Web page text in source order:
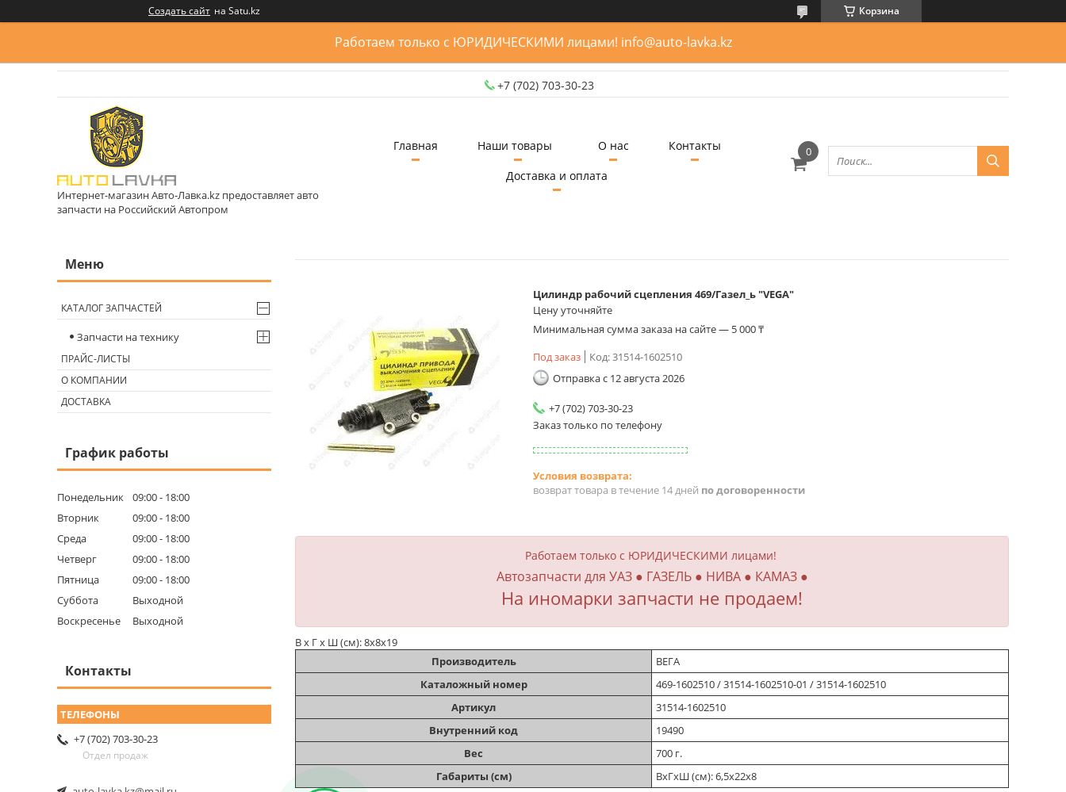
Создать сайт на Satu.kz Корзина
Работаем только с ЮРИДИЧЕСКИМИ лицами! info@auto-lavka.kz
+7 (702) 703-30-23
Интернет-магазин Авто-Лавка.kz предоставляет авто
запчасти на Российский Автопром
Главная Наши товары О нас
Контакты
Доставка и оплата
Цилиндр рабочий сцепления 469/Газел_ь "VEGA"
Цену уточняйте
Минимальная сумма заказа на сайте — 5 000 ₸
Под заказ
Код:31514-1602510
Отправка с 12 августа 2026
+7 (702) 703-30-23
Заказ только по телефону
возврат товара в течение 14 дней по договоренности
Работаем только с ЮРИДИЧЕСКИМИ лицами!
Автозапчасти для УАЗ ● ГАЗЕЛЬ ● НИВА ● КАМАЗ ●
На иномарки запчасти не продаем!
В х Г х Ш (см): 8х8х19
Производитель
ВЕГА
Каталожный номер
469-1602510 / 31514-1602510-01 / 31514-1602510
Артикул
31514-1602510
Внутренний код
19490
Вес
700 г.
Габариты (см)
ВхГхШ (см): 6,5х22х8
КАТАЛОГ ЗАПЧАСТЕЙ
Запчасти на технику
ПРАЙС-ЛИСТЫ
О КОМПАНИИ
ДОСТАВКА
График работы
Понедельник 09:00
18:00
Вторник
09:00
18:00
Среда
09:00
18:00
Четверг
09:00
18:00
Пятница
09:00
18:00
Суббота
Выходной
Воскресенье
Выходной
Контакты
+7 (702) 703-30-23
Отдел продаж